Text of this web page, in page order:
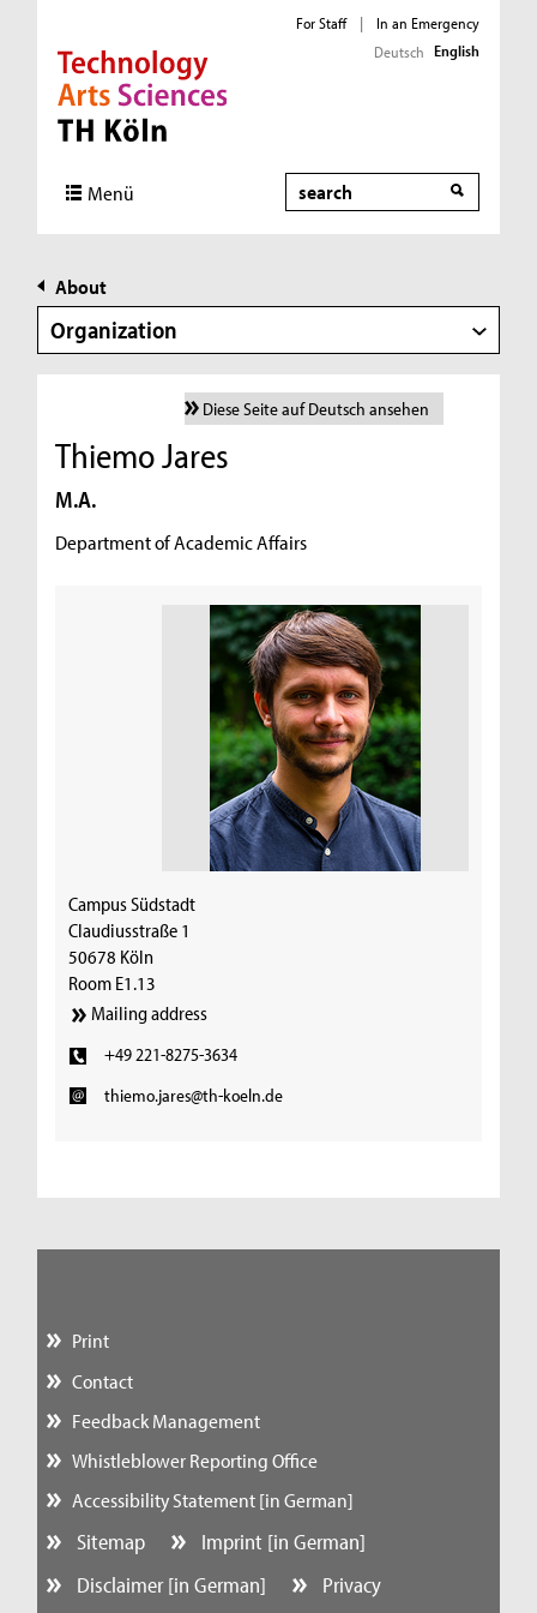
Direkt zur Hauptnavigation
Direkt zur Subnavigation
Direkt zum Inhalt
Direkt zum Fußbereich
For Staff |
In an Emergency
Deutsch English
Menü Search
About
Organization
Diese Seite auf Deutsch ansehen
Thiemo Jares
M.A.
Department of Academic Affairs
Campus Südstadt
Claudiusstraße 1
50678 Köln
Room E1.13
Mailing address
+49 221-8275-3634
thiemo.jares@th-koeln.de
Print
Contact
Feedback Management
Whistleblower Reporting Office
Accessibility Statement [in German]
Sitemap
Imprint [in German]
Disclaimer [in German]
Privacy